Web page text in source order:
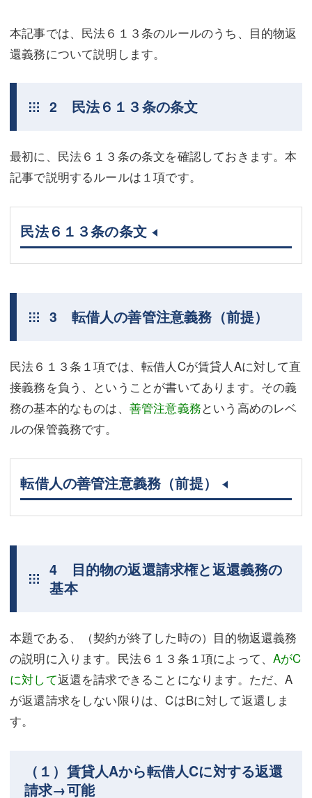
本記事では、民法６１３条のルールのうち、目的物返
還義務について説明します。
2 民法６１３条の条文
最初に、民法６１３条の条文を確認しておきます。本
記事で説明するルールは１項です。
民法６１３条の条文
3 転借人の善管注意義務（前提）
民法６１３条１項では、転借人Cが賃貸人Aに対して直
接義務を負う、ということが書いてあります。その義
務の基本的なものは、 善管注意義務という高めのレベ
ルの保管義務です。
転借人の善管注意義務（前提）
4 目的物の返還請求権と返還義務の
基本
本題である、（契約が終了した時の）目的物返還義務
の説明に入ります。民法６１３条１項によって、AがC
に対して返還を請求できることになります。ただ、A
が返還請求をしない限りは、CはBに対して返還しま
す。
（１）賃貸人Aから転借人Cに対する返還
請求→可能